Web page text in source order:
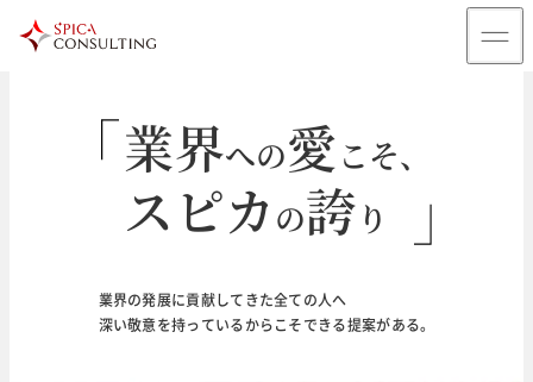
輝く未来のために
業界への愛こそ、
スピカ の誇 り
業界の発展に貢献してきた全ての人へ
深い敬意を持っているからこそできる提案がある。